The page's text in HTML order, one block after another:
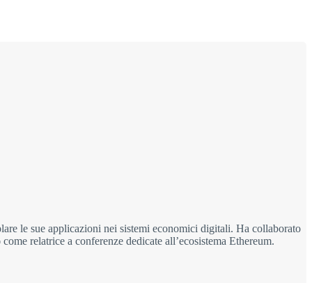
le sue applicazioni nei sistemi economici digitali. Ha collaborato
relatrice a conferenze dedicate all’ecosistema Ethereum.